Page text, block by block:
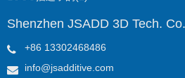
Shenzhen JSADD 3D Tech.
+86 13302468486
info@jsadditive.com